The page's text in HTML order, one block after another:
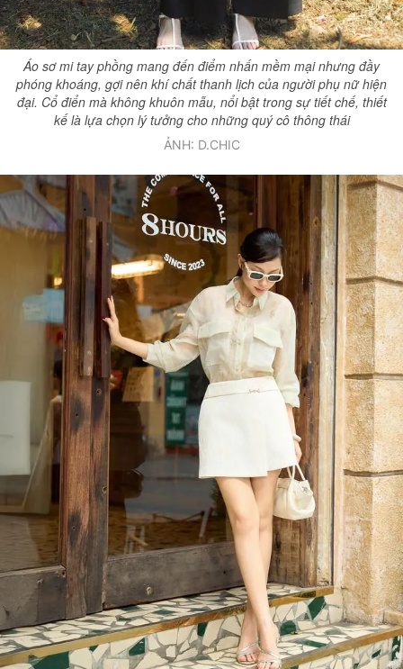
Áo sơ mi tay phồng mang đến điểm nhấn mềm mại nhưng đầy
phóng khoáng, gợi nên khí chất thanh lịch của người phụ nữ hiện
đại. Cổ điển mà không khuôn mẫu, nổi bật trong sự tiết chế, thiết
kế là lựa chọn lý tưởng cho những quý cô thông thái
ẢNH: D.CHIC